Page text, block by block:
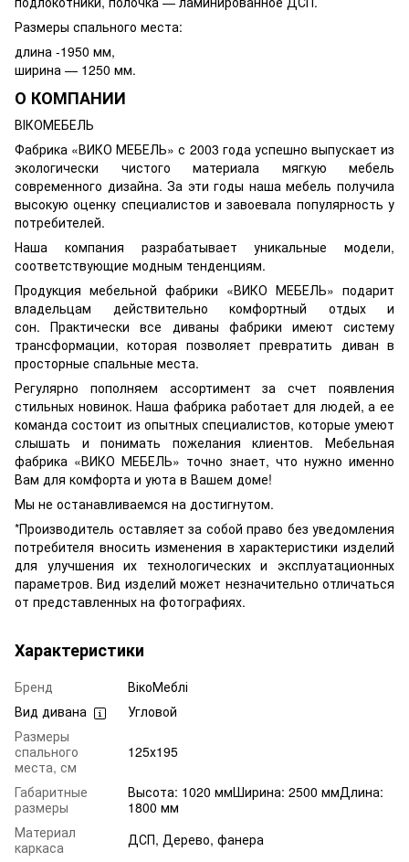
Размеры спального места:
длина -1950 мм,
ширина — 1250 мм.
О КОМПАНИИ
ВІКОМЕБЕЛЬ
Фабрика «ВИКО МЕБЕЛЬ» с 2003 года успешно выпускает из
экологически чистого материала мягкую мебель
современного дизайна. За эти годы наша мебель получила
высокую оценку специалистов и завоевала популярность у
потребителей.
Наша компания разрабатывает уникальные модели,
соответствующие модным тенденциям.
Продукция мебельной фабрики «ВИКО МЕБЕЛЬ» подарит
владельцам действительно комфортный отдых и
сон. Практически все диваны фабрики имеют систему
трансформации, которая позволяет превратить диван в
просторные спальные места.
Регулярно пополняем ассортимент за счет появления
стильных новинок. Наша фабрика работает для людей, а ее
команда состоит из опытных специалистов, которые умеют
слышать и понимать пожелания клиентов. Мебельная
фабрика «ВИКО МЕБЕЛЬ» точно знает, что нужно именно
Вам для комфорта и уюта в Вашем доме!
Мы не останавливаемся на достигнутом.
*Производитель оставляет за собой право без уведомления
потребителя вносить изменения в характеристики изделий
для улучшения их технологических и эксплуатационных
параметров. Вид изделий может незначительно отличаться
от представленных на фотографиях.
Характеристики
Бренд
ВікоМеблі
Вид дивана
Угловой
Размеры
спального
места, см
125х195
Габаритные
размеры
Высота: 1020 ммШирина: 2500 ммДлина:
1800 мм
Материал
каркаса
ДСП, Дерево, фанера